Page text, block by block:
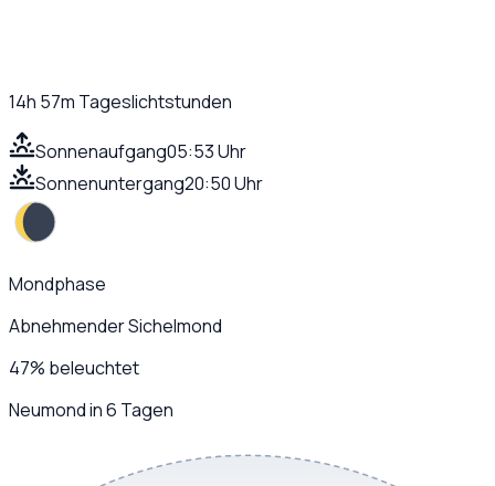
14h 57m Tageslichtstunden
Sonnenaufgang05:53 Uhr
Sonnenuntergang20:50 Uhr
Mondphase
Abnehmender Sichelmond
47% beleuchtet
Neumond in 6 Tagen